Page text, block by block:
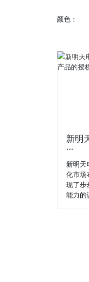
颜色：
新明
···
新明天
化市场
现了步
能力的